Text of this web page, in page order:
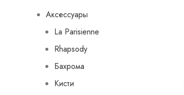
Аксессуары
La Parisienne
Rhapsody
Бахрома
Кисти